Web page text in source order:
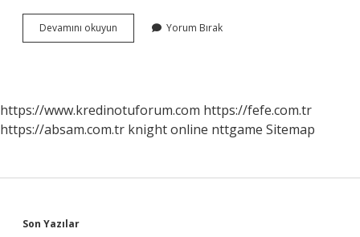
Devamını okuyun Endonezya
Ataerkil
Yorum Bırak
https://www.kredinotuforum.com https://fefe.com.tr
https://absam.com.tr knight online nttgame Sitemap
Son Yazılar